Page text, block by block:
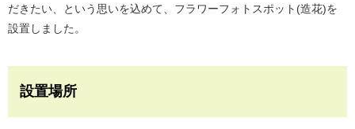
だきたい、という思いを込めて、フラワーフォトスポット(造花)を
設置しました。
設置場所